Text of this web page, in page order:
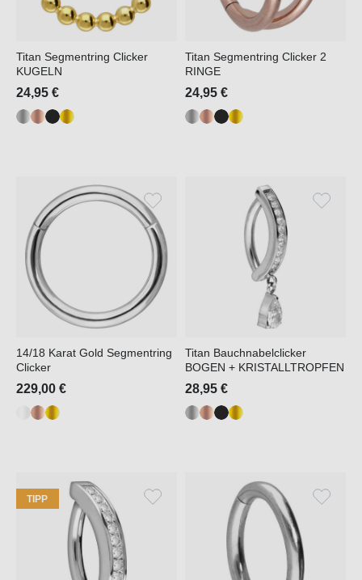
Titan Segmentring Clicker
KUGELN
24,95 €
Titan Segmentring Clicker 2
RINGE
24,95 €
14/18 Karat Gold Segmentring
Clicker
229,00 €
Titan Bauchnabelclicker
BOGEN + KRISTALLTROPFEN
28,95 €
TIPP